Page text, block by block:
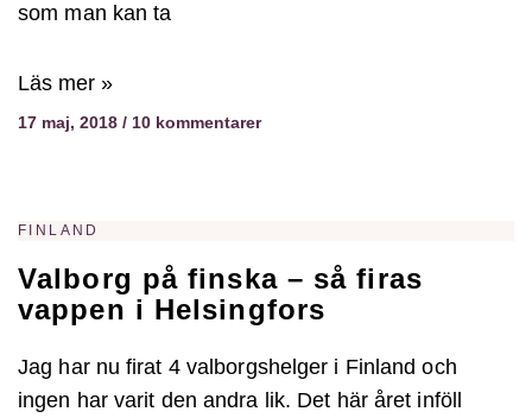
som man kan ta
Läs mer »
17 maj, 2018 10 kommentarer
FINLAND
Valborg på finska – så firas
vappen i Helsingfors
Jag har nu firat 4 valborgshelger i Finland och
ingen har varit den andra lik. Det här året inföll